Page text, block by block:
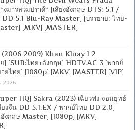
งมารสวมปราด้า [เสียงอังกฤษ DTS: 5.1 /
DD 5.1 Blu-Ray Master] [บรรยาย: ไทย-
[MKV] [MASTER]
(2006-2009) Khan Kluay 1-2
] [SUB:ไทย+อังกฤษ] HDTV.AC-3 [พากย์
ายไทย] [1080p] [MKV] [MASTER] [VIP]
2026
HQ] Sakra (2023) เฉียวฟง จอมยุทธ์
ยงจีน DD 5.1.EX / พากย์ไทย DD 2.0]
อังกฤษ Master] [1080p] [MKV]